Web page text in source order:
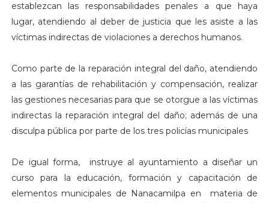
establezcan las responsabilidades penales a que haya
lugar, atendiendo al deber de justicia que les asiste a las
víctimas indirectas de violaciones a derechos humanos.
Como parte de la reparación integral del daño, atendiendo
a las garantías de rehabilitación y compensación, realizar
las gestiones necesarias para que se otorgue a las víctimas
indirectas la reparación integral del daño; además de una
disculpa pública por parte de los tres policías municipales
De igual forma, instruye al ayuntamiento a diseñar un
curso para la educación, formación y capacitación de
elementos municipales de Nanacamilpa en materia de